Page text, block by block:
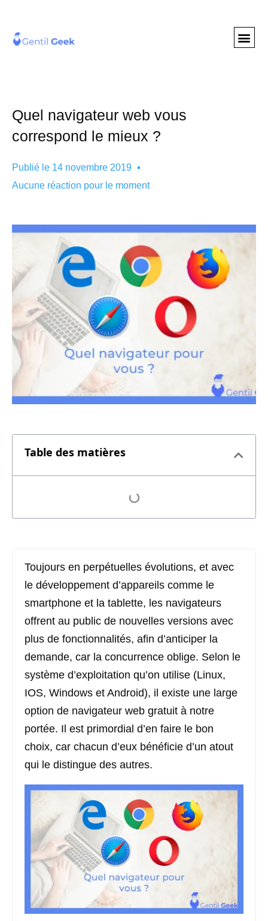
Quel navigateur web vous
correspond le mieux ?
Publié le 14 novembre 2019
Aucune réaction pour le moment
Table des matières
Toujours en perpétuelles évolutions, et avec
le développement d’appareils comme le
smartphone et la tablette, les navigateurs
offrent au public de nouvelles versions avec
plus de fonctionnalités, afin d’anticiper la
demande, car la concurrence oblige. Selon le
système d’exploitation qu’on utilise (Linux,
IOS, Windows et Android), il existe une large
option de navigateur web gratuit à notre
portée. Il est primordial d’en faire le bon
choix, car chacun d’eux bénéficie d’un atout
qui le distingue des autres.